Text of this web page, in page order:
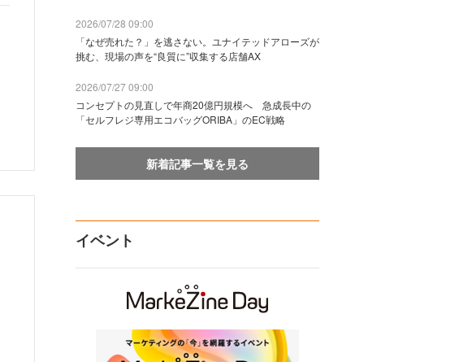
2026/07/28 09:00
「なぜ売れた？」を逃さない。ユナイテッドアローズが
挑む、現場の声を“良質に”収集する店舗AX
2026/07/27 09:00
コンセプトの見直しで年商20億円規模へ 急成長中の
「セルフレジ専用エコバッグORIBA」のEC戦略
新着記事一覧を見る
イベント